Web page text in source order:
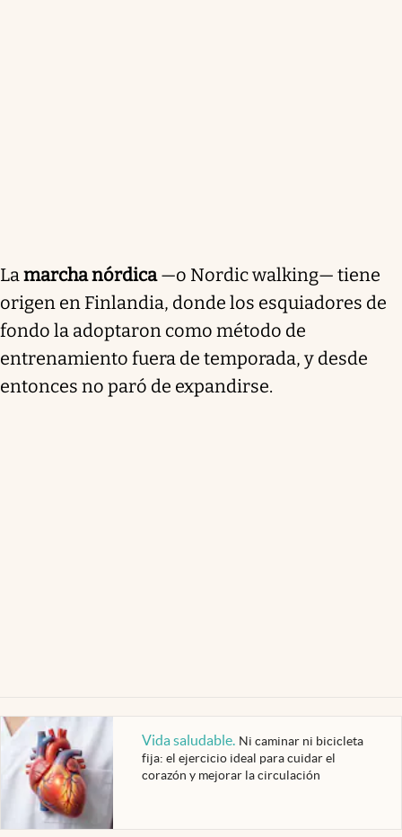
Lamarcha nórdica—o Nordic walking— tiene
origen en Finlandia, donde los esquiadores de
fondo la adoptaron como método de
entrenamiento fuera de temporada, y desde
entonces no paró de expandirse.
Vida saludable. Ni caminar ni bicicleta
fija: el ejercicio ideal para cuidar el
corazón y mejorar la circulación